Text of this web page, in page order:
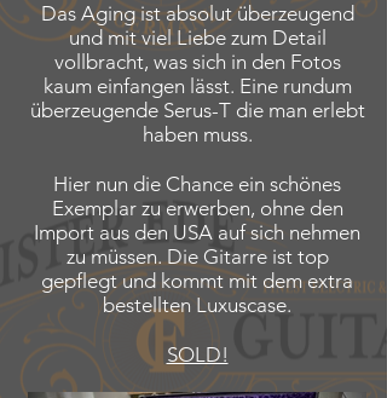
Das Aging ist absolut überzeugend
und mit viel Liebe zum Detail
vollbracht, was sich in den Fotos
kaum einfangen lässt. Eine rundum
überzeugende Serus-T die man erlebt
haben muss.
Hier nun die Chance ein schönes
Exemplar zu erwerben, ohne den
Import aus den USA auf sich nehmen
zu müssen. Die Gitarre ist top
gepflegt und kommt mit dem extra
bestellten Luxuscase.
SOLD!